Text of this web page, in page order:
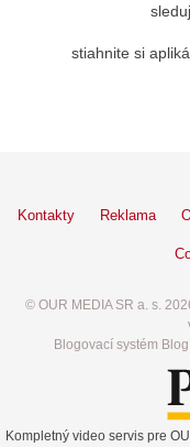
stiahnite si
Kontakty Reklama
© OUR MEDIA SR a. s.
Blogovací systém
Kompletný video servis pre